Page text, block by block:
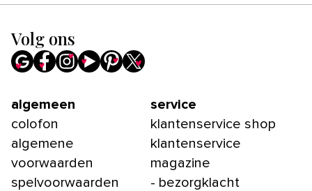
Volg ons
algemeen
colofon
algemene
voorwaarden
spelvoorwaarden
service
klantenservice shop
klantenservice
magazine
- bezorgklacht